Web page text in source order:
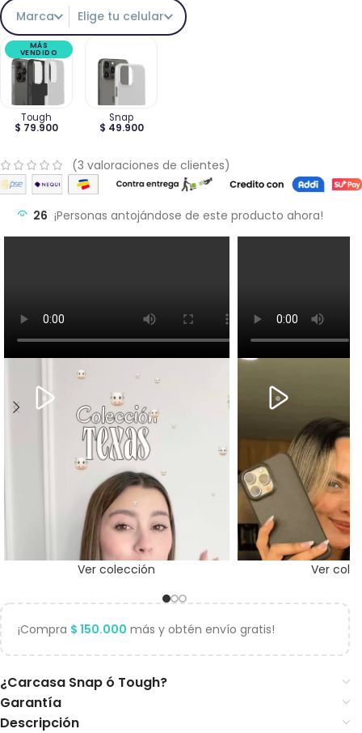
Marca Elige tu celular
Tough
$ 79.900
MÁS
VENDIDO
Snap
$ 49.900
(3 valoraciones de clientes)
26 ¡Personas antojándose de este producto ahora!
Ver colección Ver
¡Compra $ 150.000 más y obtén envío gratis!
¿Carcasa Snap ó Tough?
Garantía
Descripción